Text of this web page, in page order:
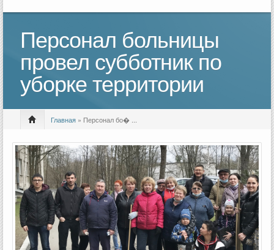
Персонал больницы
провел субботник по
уборке территории
Главная » Персонал бо� ...